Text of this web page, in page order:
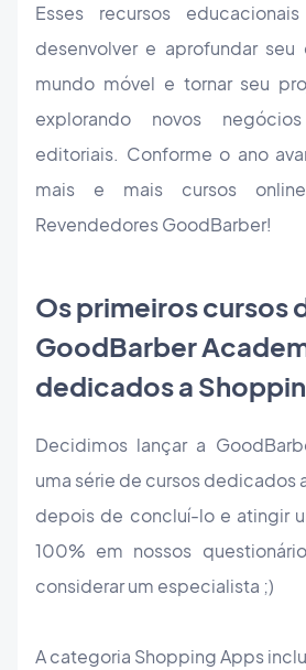
Esses recursos
desenvolver e aprofundar
mundo móvel e tornar seu
explorando novos
editoriais. Conforme o ano
mais e mais cursos
Revendedores GoodBarber!
Os primeiros cursos
GoodBarber
dedicados a
Decidimos lançar a
uma série de cursos dedicados
depois de concluí-lo e atingir
100% em nossos
considerar um especialista ;)
A categoria Shopping Apps